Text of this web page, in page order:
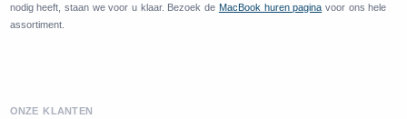
nodig heeft, staan we voor u klaar. Bezoek de MacBook huren pagina voor ons hele
assortiment.
ONZE KLANTEN